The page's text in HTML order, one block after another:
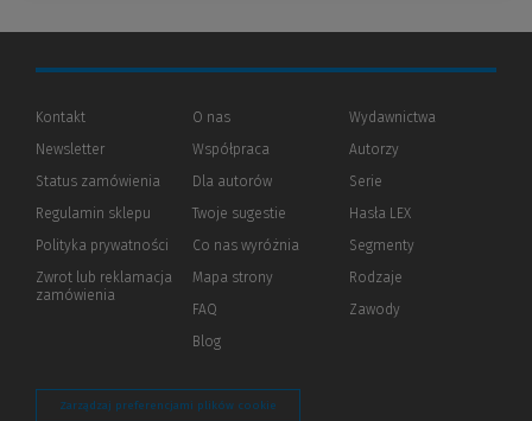
Kontakt
Newsletter
Status zamówienia
Regulamin sklepu
Polityka prywatności (Nowe
(Link
innej
Zwrot lub reklamacja
zamówienia
O nas
Współpraca
Dla autorów(Nowe
(Link
innej
strony)
Twoje sugestie
Co nas wyróżnia
Mapa strony
FAQ
Blog
Wydawnictwa
Autorzy
Serie
Hasła LEX
Segmenty
Rodzaje
Zawody
Zarządzaj preferencjami plików cookie